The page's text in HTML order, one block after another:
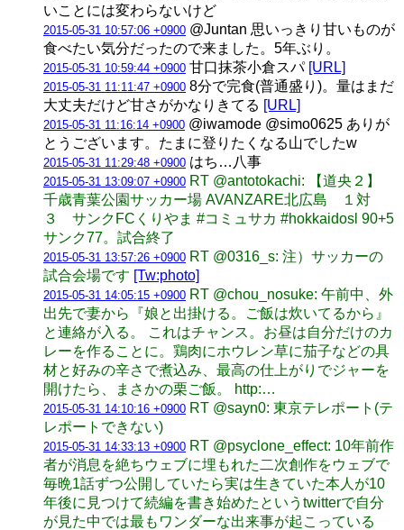
いことには変わらないけど
2015-05-31 10:57:06 +0900 @Juntan 思いっきり甘いものが
食べたい気分だったので来ました。5年ぶり。
2015-05-31 10:59:44 +0900 甘口抹茶小倉スパ [URL]
2015-05-31 11:11:47 +0900 8分で完食(普通盛り)。量はまだ
大丈夫だけど甘さがかなりきてる [URL]
2015-05-31 11:16:14 +0900 @iwamode @simo0625 ありが
とうございます。たまに登りたくなる山でしたw
2015-05-31 11:29:48 +0900 はち…八事
2015-05-31 13:09:07 +0900 RT @antotokachi: 【道央２】
千歳青葉公園サッカー場 AVANZARE北広島 １対
３ サンクFCくりやま #コミュサカ #hokkaidosl 90+5
サンク77。試合終了
2015-05-31 13:57:26 +0900 RT @0316_s: 注）サッカーの
試合会場です [Tw:photo]
2015-05-31 14:05:15 +0900 RT @chou_nosuke: 午前中、外
出先で妻から『娘と出掛ける。ご飯は炊いてるから』
と連絡が入る。 これはチャンス。お昼は自分だけのカ
レーを作ることに。鶏肉にホウレン草に茄子などの具
材と好みの辛さで煮込み、最高の仕上がりでジャーを
開けたら、まさかの栗ご飯。 http:…
2015-05-31 14:10:16 +0900 RT @sayn0: 東京テレポート(テ
レポートできない)
2015-05-31 14:33:13 +0900 RT @psyclone_effect: 10年前作
者が消息を絶ちウェブに埋もれた二次創作をウェブで
毎晩1話ずつ公開していたら実は生きていた本人が10
年後に見つけて続編を書き始めたというtwitterで自分
が見た中では最もワンダーな出来事が起こっている